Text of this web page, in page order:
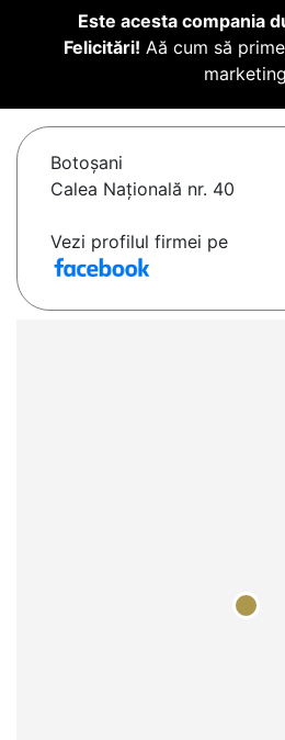
Este acesta compania
Felicitări! Aă cum să
marketing
Botoşani
Calea Națională nr. 40
Vezi profilul firmei pe